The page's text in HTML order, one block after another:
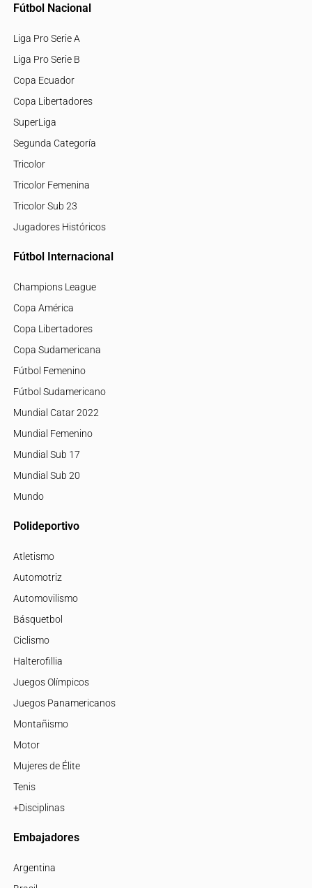
Fútbol Nacional
Liga Pro Serie A
Liga Pro Serie B
Copa Ecuador
Copa Libertadores
SuperLiga
Segunda Categoría
Tricolor
Tricolor Femenina
Tricolor Sub 23
Jugadores Históricos
Fútbol Internacional
Champions League
Copa América
Copa Libertadores
Copa Sudamericana
Fútbol Femenino
Fútbol Sudamericano
Mundial Catar 2022
Mundial Femenino
Mundial Sub 17
Mundial Sub 20
Mundo
Polideportivo
Atletismo
Automotriz
Automovilismo
Básquetbol
Ciclismo
Halterofillia
Juegos Olímpicos
Juegos Panamericanos
Montañismo
Motor
Mujeres de Élite
Tenis
+Disciplinas
Embajadores
Argentina